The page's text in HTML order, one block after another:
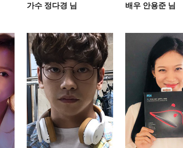
가수 정다경 님 배우 안용준 님